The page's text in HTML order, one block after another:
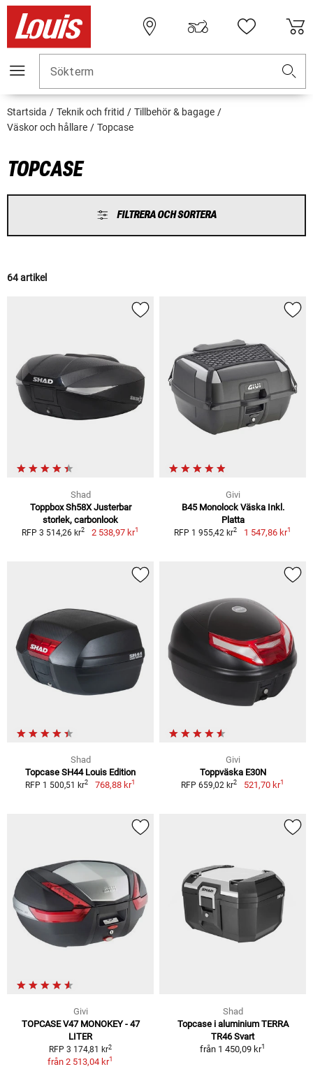
Sökterm
Startsida Teknik och fritid
Tillbehör & bagage
Väskor och hållare
Topcase
TOPCASE
FILTRERA OCH SORTERA
64 artikel
Shad
Toppbox Sh58X Justerbar
storlek, carbonlook
RFP 3 514,26 kr2 2 538,97 kr1
Givi
B45 Monolock Väska Inkl.
Platta
RFP 1 955,42 kr2 1 547,86 kr1
Shad
Topcase SH44 Louis Edition
RFP 1 500,51 kr2 768,88 kr1
Givi
Toppväska E30N
RFP 659,02 kr2 521,70 kr1
Givi
TOPCASE V47 MONOKEY - 47
LITER
RFP 3 174,81 kr2
från 2 513,04 kr1
Shad
Topcase i aluminium TERRA
TR46 Svart
från 1 450,09 kr1